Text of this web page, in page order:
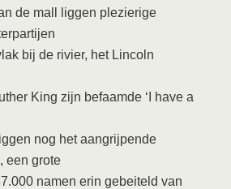
de mall liggen plezierige
bij de rivier, het Lincoln
King zijn befaamde ‘I have a
nog het aangrijpende
een grote
namen erin gebeiteld van